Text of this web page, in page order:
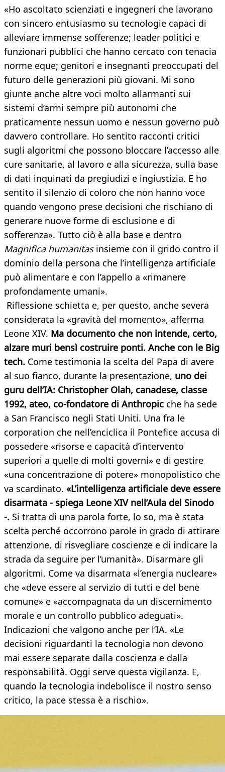
«Ho ascoltato scienziati e ingegneri che lavorano
con sincero entusiasmo su tecnologie capaci di
alleviare immense sofferenze; leader politici e
funzionari pubblici che hanno cercato con tenacia
norme eque; genitori e insegnanti preoccupati del
futuro delle generazioni più giovani. Mi sono
giunte anche altre voci molto allarmanti sui
sistemi d’armi sempre più autonomi che
praticamente nessun uomo e nessun governo può
davvero controllare. Ho sentito racconti critici
sugli algoritmi che possono bloccare l’accesso alle
cure sanitarie, al lavoro e alla sicurezza, sulla base
di dati inquinati da pregiudizi e ingiustizia. E ho
sentito il silenzio di coloro che non hanno voce
quando vengono prese decisioni che rischiano di
generare nuove forme di esclusione e di
sofferenza». Tutto ciò è alla base e dentro
Magnifica humanitasinsieme con il grido contro il
dominio della persona che l’intelligenza artificiale
può alimentare e con l’appello a «rimanere
profondamente umani».
Riflessione schietta e, per questo, anche severa
considerata la «gravità del momento», afferma
Leone XIV. Ma documento che non intende, certo,
alzare muri bensì costruire ponti. Anche con le Big
tech. Come testimonia la scelta del Papa di avere
al suo fianco, durante la presentazione, uno dei
guru dell’IA: Christopher Olah, canadese, classe
1992, ateo, co-fondatore di Anthropic che ha sede
a San Francisco negli Stati Uniti. Una fra le
corporation che nell’enciclica il Pontefice accusa di
possedere «risorse e capacità d’intervento
superiori a quelle di molti governi» e di gestire
«una concentrazione di potere» monopolistico che
va scardinato. «L’intelligenza artificiale deve essere
disarmata - spiega Leone XIV nell’Aula del Sinodo
-. Si tratta di una parola forte, lo so, ma è stata
scelta perché occorrono parole in grado di attirare
attenzione, di risvegliare coscienze e di indicare la
strada da seguire per l’umanità». Disarmare gli
algoritmi. Come va disarmata «l’energia nucleare»
che «deve essere al servizio di tutti e del bene
comune» e «accompagnata da un discernimento
morale e un controllo pubblico adeguati».
Indicazioni che valgono anche per l’IA. «Le
decisioni riguardanti la tecnologia non devono
mai essere separate dalla coscienza e dalla
responsabilità. Oggi serve questa vigilanza. E,
quando la tecnologia indebolisce il nostro senso
critico, la pace stessa è a rischio».